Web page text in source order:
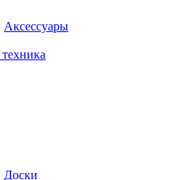
Аксессуары
Доски